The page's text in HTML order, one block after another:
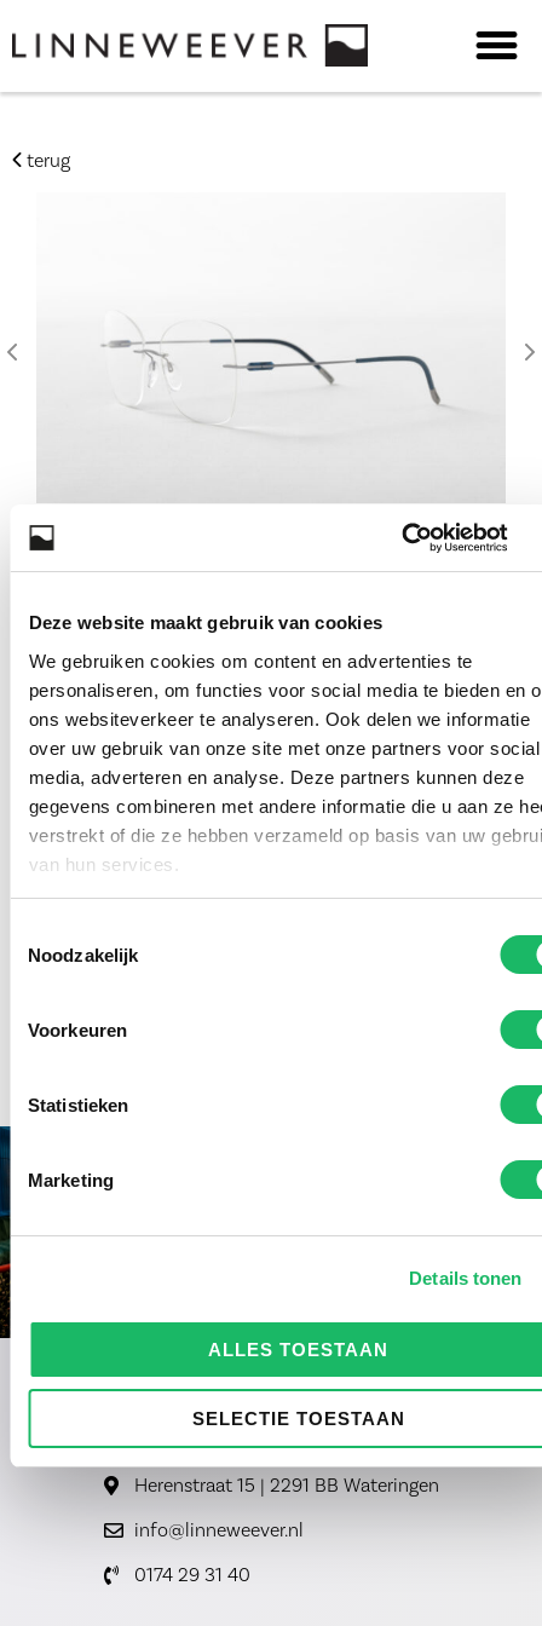
Deze website maakt gebruik van cookies
We gebruiken cookies om content en advertenties te
personaliseren, om functies voor social media te bieden en
ons websiteverkeer te analyseren. Ook delen we informatie
over uw gebruik van onze site met onze partners voor social
media, adverteren en analyse. Deze partners kunnen deze
gegevens combineren met andere informatie die u aan ze
verstrekt of die ze hebben verzameld op basis van uw
van hun services.
Noodzakelijk
Voorkeuren
Statistieken
Marketing
Details tonen
ALLES TOESTAAN
SELECTIE TOESTAAN
terug
Kom deze (zonne)brillen
passen in onze winkel
Herenstraat 15 | 2291 BB Wateringen
info@linneweever.nl
0174 29 31 40